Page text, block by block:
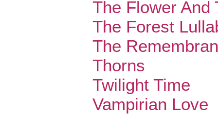
The Flower And
The Forest
The
Thorns
Twilight Time
Vampirian Love